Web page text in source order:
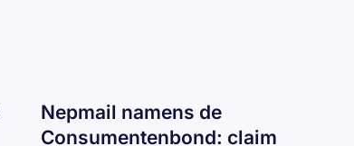
Nepmail namens de
Consumentenbond: claim